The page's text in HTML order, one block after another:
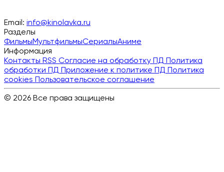
Email: info@kinolavka.ru
Разделы
ФильмыМультфильмыСериалыАниме
Информация
Контакты RSS Согласие на обработку ПД Политика
обработки ПД Приложение к политике ПД Политика
cookies Пользовательское соглашение
© 2026 Все права защищены